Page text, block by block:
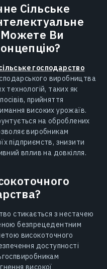
Сільське
Можете Ви
господарство
виробництва
технологій, таких як
прийняття
високих урожаїв.
на оброблених
виробникам
підприємств, знизити
вплив на довкілля.
стикається з нестачею
безпрецедентним
високоточного
доступності
високої